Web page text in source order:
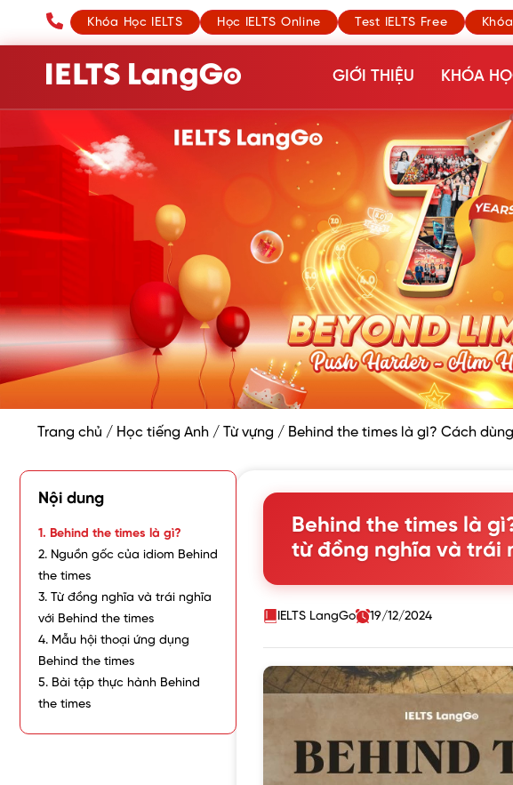
Khóa Học IELTS Học IELTS Online Test IELTS Free
GIỚI THIỆU KHÓA
Trang chủ / Học tiếng Anh / Từ vựng / Behind the times là gì? Cách
Nội dung
1. Behind the times là gì?
2. Nguồn gốc của idiom Behind
the times
3. Từ đồng nghĩa và trái nghĩa
với Behind the times
4. Mẫu hội thoại ứng dụng
Behind the times
5. Bài tập thực hành Behind
the times
Behind the times là
từ đồng nghĩa và trái
IELTS LangGo 19/12/2024